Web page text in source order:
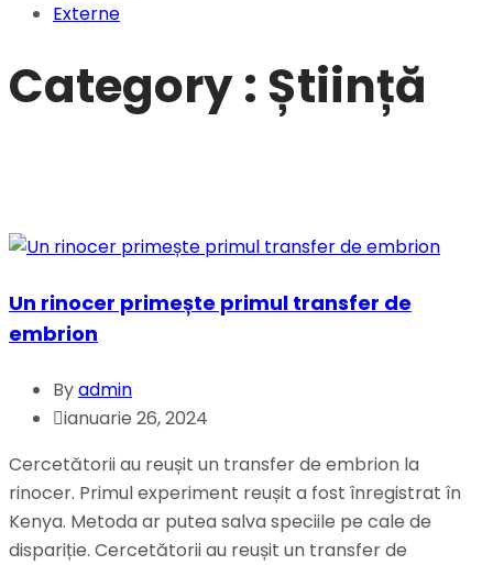
Externe
Category : Știință
Un rinocer primește primul transfer de
embrion
Byadmin
ianuarie 26, 2024
Cercetătorii au reușit un transfer de embrion la
rinocer. Primul experiment reușit a fost înregistrat în
Kenya. Metoda ar putea salva speciile pe cale de
dispariție. Cercetătorii au reușit un transfer de